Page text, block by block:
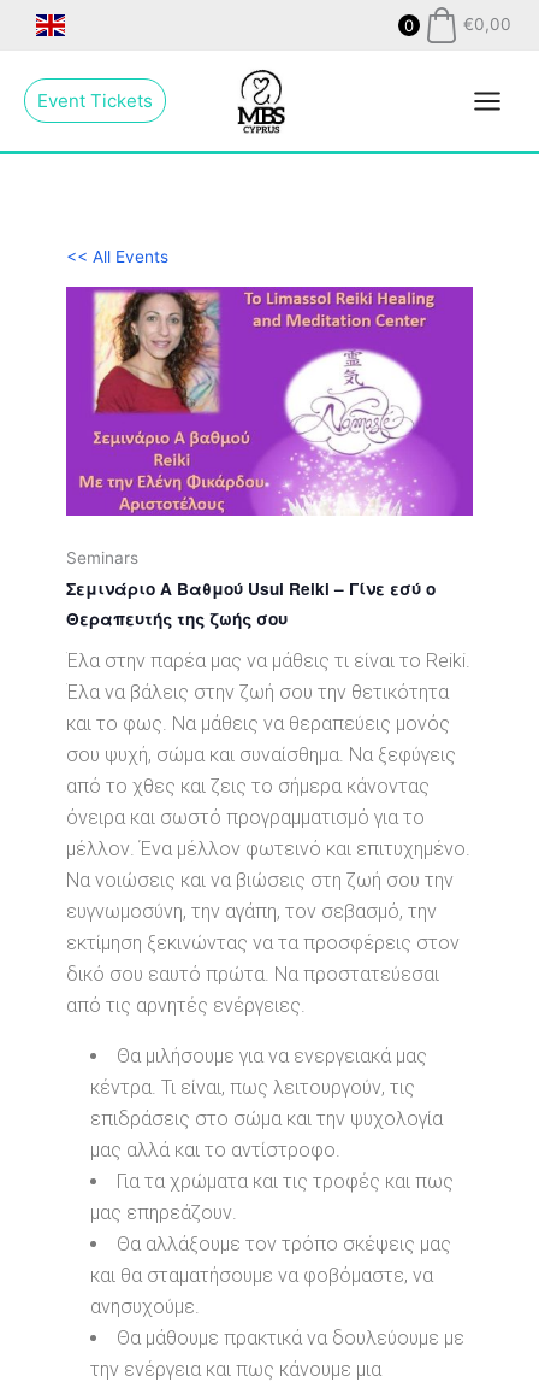
0 €0,00
Event Tickets
Menu
<< All Events
Seminars
Σεμινάριο Α Βαθμού Usui Reiki – Γίνε εσύ ο
Θεραπευτής της ζωής σου
Έλα στην παρέα μας να μάθεις τι είναι το Reiki.
Έλα να βάλεις στην ζωή σου την θετικότητα
και το φως. Να μάθεις να θεραπεύεις μονός
σου ψυχή, σώμα και συναίσθημα. Να ξεφύγεις
από το χθες και ζεις το σήμερα κάνοντας
όνειρα και σωστό προγραμματισμό για το
μέλλον. Ένα μέλλον φωτεινό και επιτυχημένο.
Να νοιώσεις και να βιώσεις στη ζωή σου την
ευγνωμοσύνη, την αγάπη, τον σεβασμό, την
εκτίμηση ξεκινώντας να τα προσφέρεις στον
δικό σου εαυτό πρώτα. Να προστατεύεσαι
από τις αρνητές ενέργειες.
Θα μιλήσουμε για να ενεργειακά μας
κέντρα. Τι είναι, πως λειτουργούν, τις
επιδράσεις στο σώμα και την ψυχολογία
μας αλλά και το αντίστροφο.
Για τα χρώματα και τις τροφές και πως
μας επηρεάζουν.
Θα αλλάξουμε τον τρόπο σκέψεις μας
και θα σταματήσουμε να φοβόμαστε, να
ανησυχούμε.
Θα μάθουμε πρακτικά να δουλεύουμε με
την ενέργεια και πως κάνουμε μια